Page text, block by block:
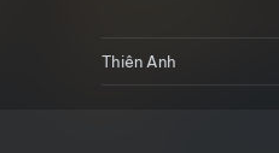
Thiên Anh